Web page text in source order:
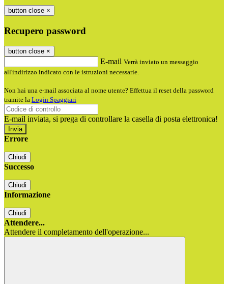
button close ×
Recupero password
button close ×
E-mail Verrà inviato un messaggio
all'indirizzo indicato con le istruzioni necessarie.
Non hai una e-mail associata al nome utente? Effettua il reset della password
tramite la Login Spaggiari
E-mail inviata, si prega di controllare la casella di posta elettronica!
Errore
Chiudi
Successo
Chiudi
Informazione
Chiudi
Attendere...
Attendere il completamento dell'operazione...